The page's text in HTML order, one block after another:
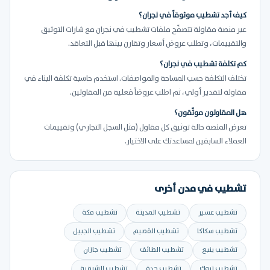
كيف أجد تشطيب موثوقاً في نجران؟
عبر منصة مقاولة تتصفّح ملفات تشطيب في نجران مع شارات التوثيق
والتقييمات، وتطلب عروض أسعار وتقارن بينها قبل التعاقد.
كم تكلفة تشطيب في نجران؟
تختلف التكلفة حسب المساحة والمواصفات. استخدم حاسبة تكلفة البناء في
مقاولة لتقدير أولي، ثم اطلب عروضاً فعلية من المقاولين.
هل المقاولون موثّقون؟
تعرض المنصة حالة توثيق كل مقاول (مثل السجل التجاري) وتقييمات
العملاء السابقين لمساعدتك على الاختيار.
تشطيب في مدن أخرى
تشطيب عسير تشطيب المدينة
تشطيب مكة
تشطيب سكاكا
تشطيب القصيم
تشطيب الجبيل
تشطيب ينبع
تشطيب الطائف
تشطيب جازان